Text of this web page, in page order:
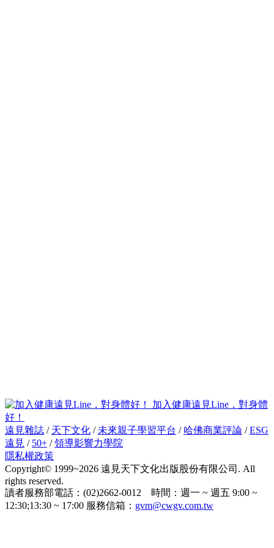
加入健康遠見Line，對身體
好！
遠見雜誌 / 天下文化 / 未來親子學習平台 / 哈佛商業評論 /ESG
遠見 / 50+ /領導影響力學院
隱私權政策
Copyright© 1999~2026 遠見天下文化出版股份有限公司. All
rights reserved.
讀者服務部電話：(02)2662-0012 時間：週一 ~ 週五 9:00 ~
12:30;13:30 ~ 17:00 服務信箱： gvm@cwgv.com.tw